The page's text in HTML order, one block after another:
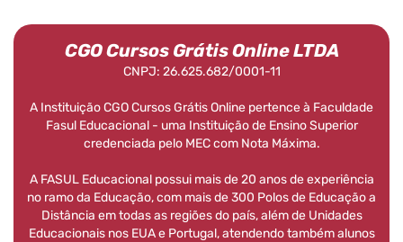
CGO Cursos Grátis Online LTDA
CNPJ: 26.625.682/0001-11
A Instituição CGO Cursos Grátis Online pertence à Faculdade
Fasul Educacional - uma Instituição de Ensino Superior
credenciada pelo MEC com Nota Máxima.
A FASUL Educacional possui mais de 20 anos de experiência
no ramo da Educação, com mais de 300 Polos de Educação a
Distância em todas as regiões do país, além de Unidades
Educacionais nos EUA e Portugal, atendendo também alunos